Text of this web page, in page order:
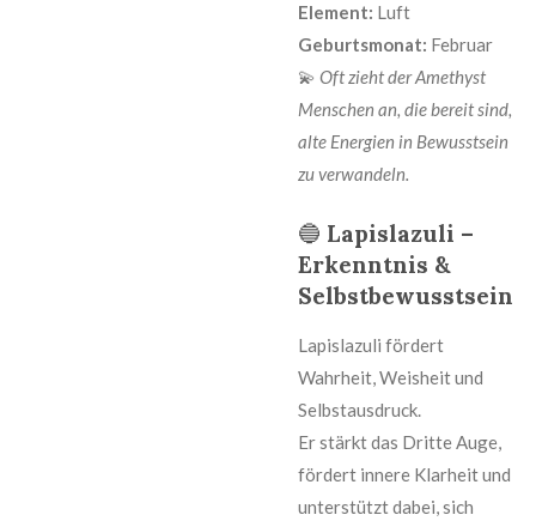
Element: Luft
Geburtsmonat: Februar
💫 Oft zieht der Amethyst
Menschen an, die bereit sind,
alte Energien in Bewusstsein
zu verwandeln.
🔵 Lapislazuli –
Erkenntnis &
Selbstbewusstsein
Lapislazuli fördert
Wahrheit, Weisheit und
Selbstausdruck.
Er stärkt das Dritte Auge,
fördert innere Klarheit und
unterstützt dabei, sich